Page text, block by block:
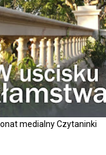
medialny Czytaninki